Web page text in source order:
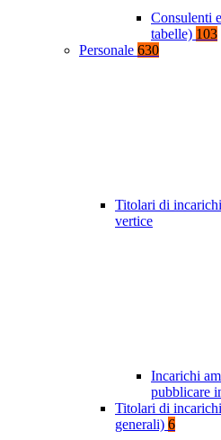
Consulenti
tabelle) 103
Personale 630
Titolari di
vertice
Incarichi
pubblicare
Titolari di
generali) 6